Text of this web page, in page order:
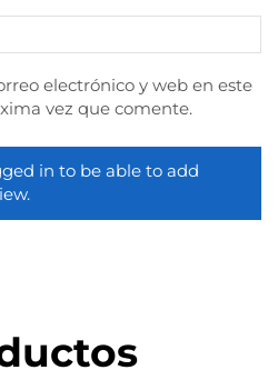
electrónico y web en este
vez que comente.
in to be able to add